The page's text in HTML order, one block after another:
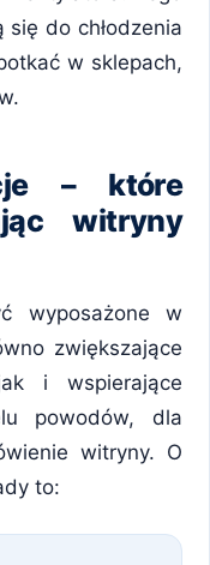
do chłodzenia
w sklepach,
– które
witryny
wyposażone w
zwiększające
i wspierające
powodów, dla
witryny. O
to: